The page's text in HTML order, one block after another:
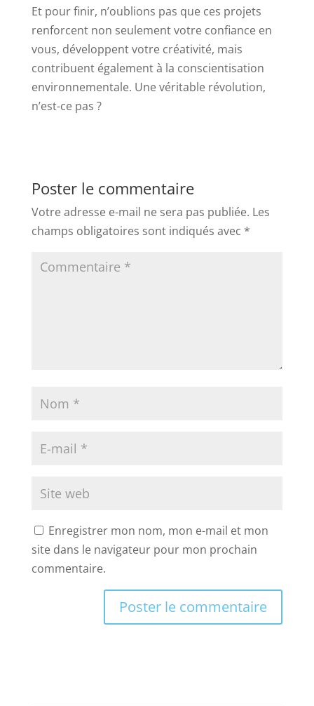
Et pour finir, n’oublions pas que ces projets
renforcent non seulement votre confiance en
vous, développent votre créativité, mais
contribuent également à la conscientisation
environnementale. Une véritable révolution,
n’est-ce pas ?
Poster le commentaire
Votre adresse e-mail ne sera pas publiée. Les
champs obligatoires sont indiqués avec *
Enregistrer mon nom, mon e-mail et mon
site dans le navigateur pour mon prochain
commentaire.